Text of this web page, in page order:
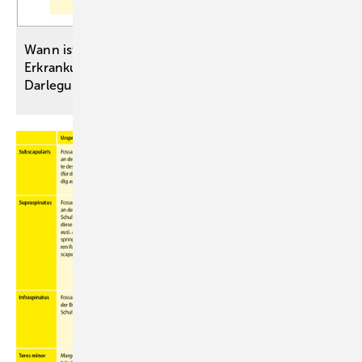
Wann ist eine nach einer Impfung auftretende
Erkrankung ein Impfschaden? – rechtliche
Darlegungen und medizinische